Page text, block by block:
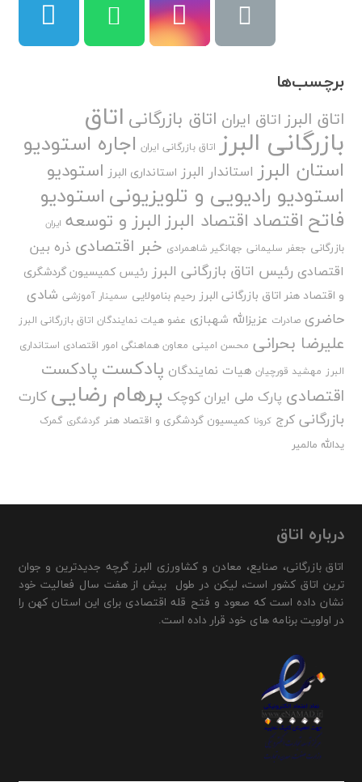
برچسب‌ها
اتاق البرزاتاق ایران اتاق بازرگانی اتاق
بازرگانی البرز اتاق بازرگانی ایران اجاره استودیو
استان البرز استاندار البرز استانداری البرز استودیو
استودیو رادیویی و تلویزیونیاستودیو
فاتح اقتصاد اقتصاد البرزالبرز و توسعه ایران
بازرگانی جعفر سلیمانی جهانگیر شاهمرادی خبر اقتصادی ذره بین
اقتصادی رئیس اتاق بازرگانی البرز رئیس کمیسیون گردشگری
و اقتصاد هنر اتاق بازرگانی البرز رحیم بنامولایی سمینار آموزشی شادی
حاضری صادرات عزیزالله شهبازی عضو هیات نمایندگان اتاق بازرگانی البرز
علیرضا بحرانی محسن امینی معاون هماهنگی امور اقتصادی استانداری
البرز مهشید قورچیان هیات نمایندگان پادکست پادکست
اقتصادی پارک ملی ایران کوچک پرهام رضایی کارت
بازرگانی کرج کرونا کمیسیون گردشگری و اقتصاد هنر گردشگری گمرک
یدالله مالمیر
درباره اتاق
اتاق بازرگانی، صنایع، معادن و کشاورزی البرز گرچه جدیدترین و جوان
ترین اتاق کشور است، لیکن در طول بیش از هفت سال فعالیت خود
نشان داده است که صعود و فتح قله اقتصادی برای این استان کهن را
در اولویت برنامه های خود قرار داده است.